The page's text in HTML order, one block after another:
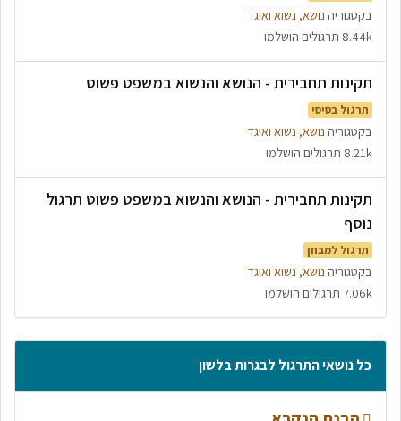
בקטגוריה נושא, נשוא ואוגד
8.44k תרגולים הושלמו
תקינות תחבירית - הנושא והנשוא במשפט פשוט
תרגול בסיסי
בקטגוריה נושא, נשוא ואוגד
8.21k תרגולים הושלמו
תקינות תחבירית - הנושא והנשוא במשפט פשוט תרגול
נוסף
תרגול למבחן
בקטגוריה נושא, נשוא ואוגד
7.06k תרגולים הושלמו
כל נושאי התרגול לבגרות בלשון